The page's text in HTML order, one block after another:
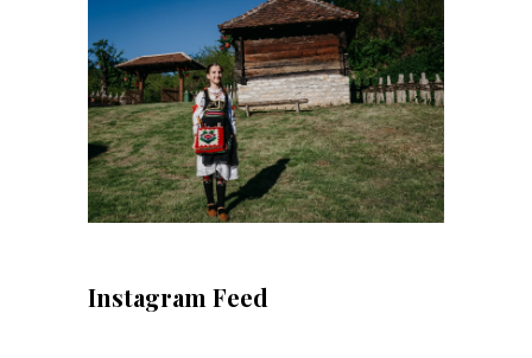
Instagram Feed